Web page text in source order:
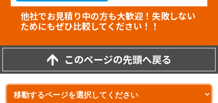
他社でお見積り中の方も大歓迎！失敗しない
ためにもぜひ比較してください！！
このページの先頭へ戻る